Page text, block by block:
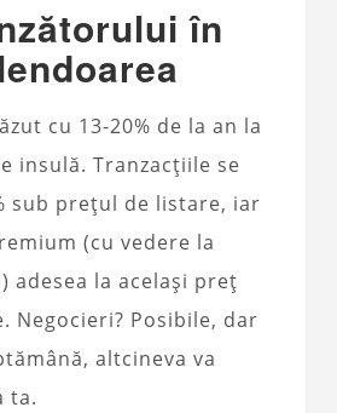
în
cu 13-20% de la an la
insulă. Tranzacțiile se
sub prețul de listare, iar
(cu vedere la
adesea la același preț
Negocieri? Posibile, dar
altcineva va
ta.